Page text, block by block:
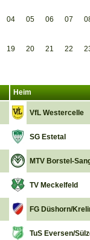
04 05 06 07
19 20 21 22
Heim
VfL Westercelle
SG Estetal
MTV Borstel-
TV Meckelfeld
FG Düshorn/
TuS Eversen/